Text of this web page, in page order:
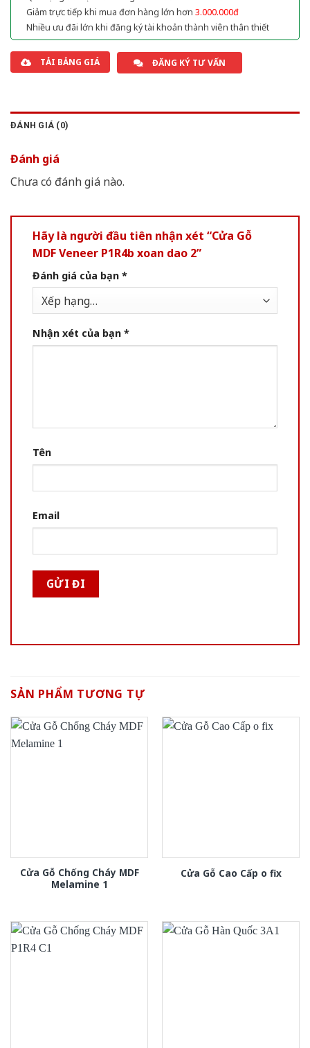
Giảm trực tiếp khi mua đơn hàng lớn hơn 3.000.000đ
Nhiều ưu đãi lớn khi đăng ký tài khoản thành viên thân thiết
TẢI BẢNG GIÁ ĐĂNG KÝ TƯ VẤN
ĐÁNH GIÁ (0)
Đánh giá
Chưa có đánh giá nào.
Hãy là người đầu tiên nhận xét “Cửa Gỗ
MDF Veneer P1R4b xoan dao 2”
Đánh giá của bạn *
Nhận xét của bạn *
Tên
Email
SẢN PHẨM TƯƠNG TỰ
Cửa Gỗ Chống Cháy MDF
Melamine 1
Cửa Gỗ Cao Cấp o fix